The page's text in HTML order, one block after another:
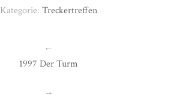
Kategorie: Treckertreffen
←
1997 Der Turm
→